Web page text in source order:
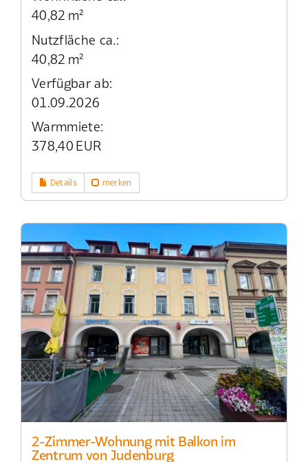
40,82 m²
Nutzfläche ca.:
40,82 m²
Verfügbar ab:
01.09.2026
Warmmiete:
378,40 EUR
Details merken
2-Zimmer-Wohnung mit Balkon im
Zentrum von Judenburg